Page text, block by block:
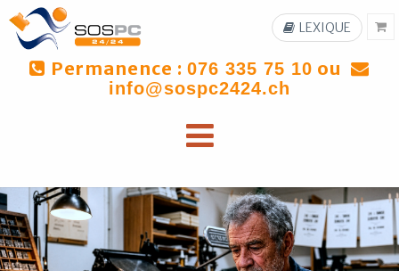
Permanence : 076 335 75 10 ou
info@sospc2424.ch
LEXIQUE